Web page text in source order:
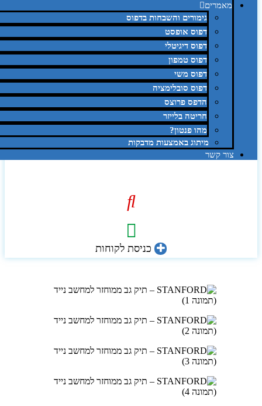
מאמרים
גימורים והשבחות בדפוס
דפוס אופסט
דפוס דיגיטלי
דפוס טמפון
דפוס משי
דפוס סובלימציה
הדפס פרוצס
חריטה בלייזר
מהו פנטון?
מיתוג באמצעות מדבקות
צור קשר
כניסת לקוחות